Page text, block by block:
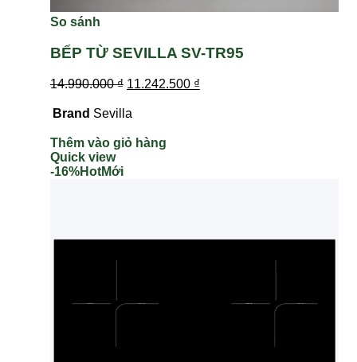
So sánh
BẾP TỪ SEVILLA SV-TR95
14.990.000₫ 11.242.500 ₫
Brand Sevilla
Thêm vào giỏ hàng
Quick view
-16%HotMới